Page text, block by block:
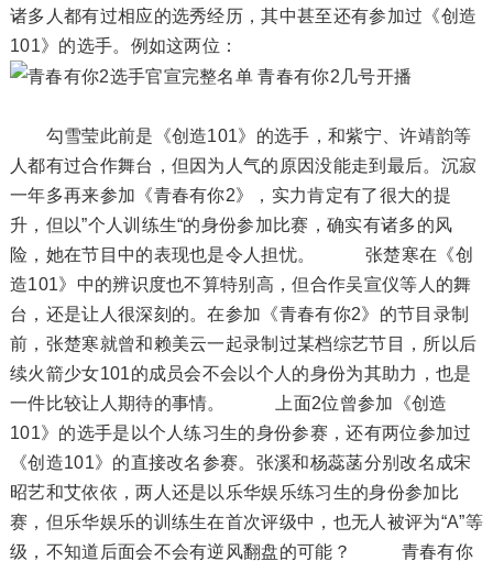
诸多人都有过相应的选秀经历，其中甚至还有参加过《创造
101》的选手。例如这两位：
勾雪莹此前是《创造101》的选手，和紫宁、许靖韵等
人都有过合作舞台，但因为人气的原因没能走到最后。沉寂
一年多再来参加《青春有你2》，实力肯定有了很大的提
升，但以”个人训练生“的身份参加比赛，确实有诸多的风
险，她在节目中的表现也是令人担忧。 张楚寒在《创
造101》中的辨识度也不算特别高，但合作吴宣仪等人的舞
台，还是让人很深刻的。在参加《青春有你2》的节目录制
前，张楚寒就曾和赖美云一起录制过某档综艺节目，所以后
续火箭少女101的成员会不会以个人的身份为其助力，也是
一件比较让人期待的事情。 上面2位曾参加《创造
101》的选手是以个人练习生的身份参赛，还有两位参加过
《创造101》的直接改名参赛。张溪和杨蕊菡分别改名成宋
昭艺和艾依依，两人还是以乐华娱乐练习生的身份参加比
赛，但乐华娱乐的训练生在首次评级中，也无人被评为“A”等
级，不知道后面会不会有逆风翻盘的可能？ 青春有你